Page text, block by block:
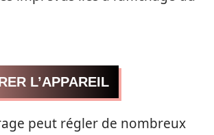
L’APPAREIL
peut régler de nombreux